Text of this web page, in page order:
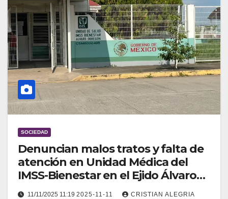
SOCIEDAD
Denuncian malos tratos y falta de
atención en Unidad Médica del
IMSS-Bienestar en el Ejido Álvaro
Obregón, Tapachula
11/11/2025 11:19 2025-11-11 CRISTIAN ALEGRIA